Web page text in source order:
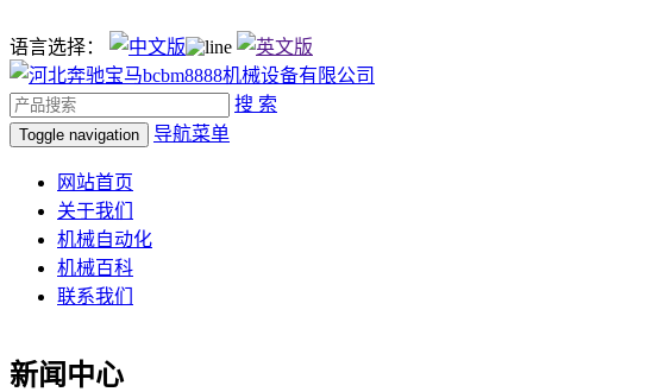
语言选择：
搜 索
Toggle navigation 导航菜单
网站首页
关于我们
机械自动化
机械百科
联系我们
新闻中心